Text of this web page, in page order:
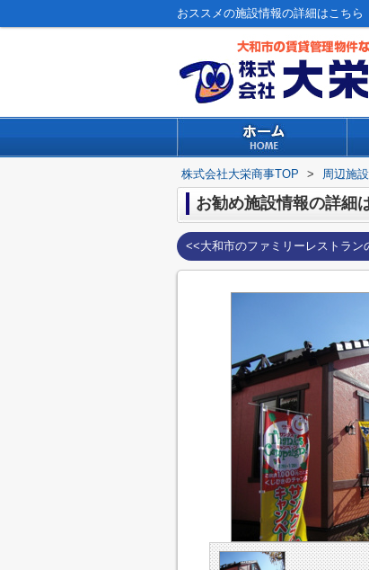
おススメの施設情報の詳細はこち
株式会社大栄商事TOP > 周辺施
お勧め施設情報の詳細
<<大和市のファミリーレストラン